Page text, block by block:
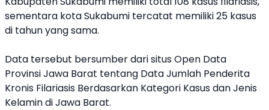
sementara kota Sukabumi tercatat memiliki 25 kasus
di tahun yang sama.
Data tersebut bersumber dari situs Open Data
Provinsi Jawa Barat tentang Data Jumlah Penderita
Kronis Filariasis Berdasarkan Kategori Kasus dan Jenis
Kelamin di Jawa Barat.